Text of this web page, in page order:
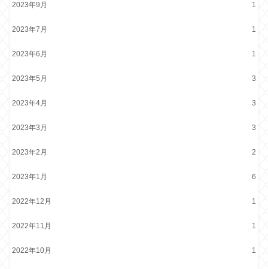
2023年9月 1
2023年7月 1
2023年6月 1
2023年5月 3
2023年4月 3
2023年3月 3
2023年2月 2
2023年1月 6
2022年12月 1
2022年11月 1
2022年10月 1